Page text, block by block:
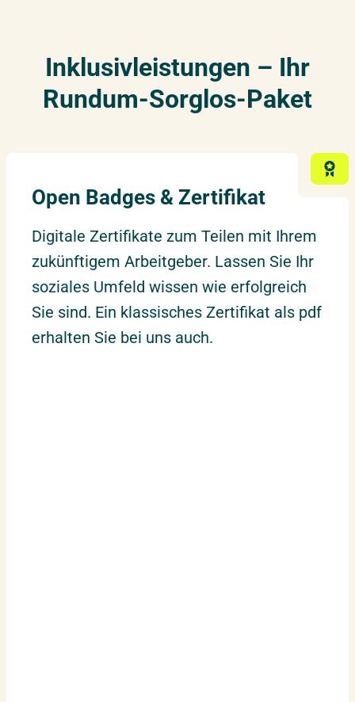
Inklusivleistungen – Ihr
Rundum-Sorglos-Paket
Open Badges & Zertifikat
Digitale Zertifikate zum Teilen mit Ihrem
zukünftigem Arbeitgeber. Lassen Sie Ihr
soziales Umfeld wissen wie erfolgreich
Sie sind. Ein klassisches Zertifikat als pdf
erhalten Sie bei uns auch.